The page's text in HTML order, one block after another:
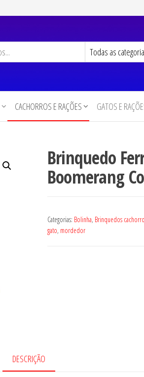
CACHORROS E RAÇÕES GATOS E
Brinquedo
Boomerang
Categorias: Bolinha, Brinquedos cachorro
gato, mordedor
DESCRIÇÃO